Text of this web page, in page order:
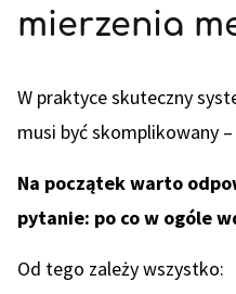
mierzenia
W praktyce skuteczny
musi być skomplikowany
Na początek warto
pytanie: po co w ogóle
Od tego zależy wszystko: